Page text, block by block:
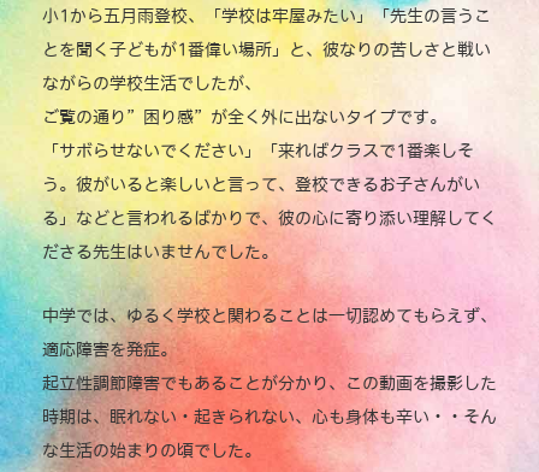
小1から五月雨登校、「学校は牢屋みたい」「先生の言うこ
とを聞く子どもが1番偉い場所」と、彼なりの苦しさと戦い
ながらの学校生活でしたが、
ご覧の通り”困り感”が全く外に出ないタイプです。
「サボらせないでください」「来ればクラスで1番楽しそ
う。彼がいると楽しいと言って、登校できるお子さんがい
る」などと言われるばかりで、彼の心に寄り添い理解してく
ださる先生はいませんでした。
中学では、ゆるく学校と関わることは一切認めてもらえず、
適応障害を発症。
起立性調節障害でもあることが分かり、この動画を撮影した
時期は、眠れない・起きられない、心も身体も辛い・・そん
な生活の始まりの頃でした。